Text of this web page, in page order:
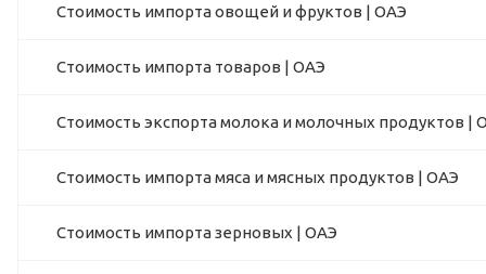
Стоимость импорта овощей и фруктов | ОАЭ
Стоимость импорта товаров | ОАЭ
Стоимость экспорта молока и молочных продуктов |
Стоимость импорта мяса и мясных продуктов | ОАЭ
Стоимость импорта зерновых | ОАЭ